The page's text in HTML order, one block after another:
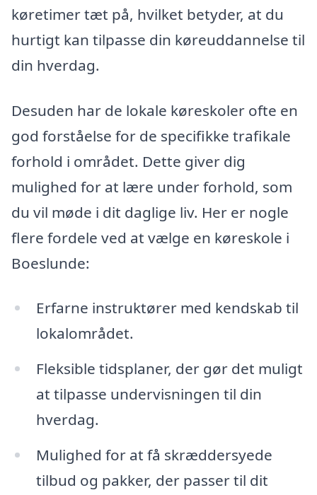
køretimer tæt på, hvilket betyder, at du
hurtigt kan tilpasse din køreuddannelse til
din hverdag.
Desuden har de lokale køreskoler ofte en
god forståelse for de specifikke trafikale
forhold i området. Dette giver dig
mulighed for at lære under forhold, som
du vil møde i dit daglige liv. Her er nogle
flere fordele ved at vælge en køreskole i
Boeslunde:
Erfarne instruktører med kendskab til
lokalområdet.
Fleksible tidsplaner, der gør det muligt
at tilpasse undervisningen til din
hverdag.
Mulighed for at få skræddersyede
tilbud og pakker, der passer til dit